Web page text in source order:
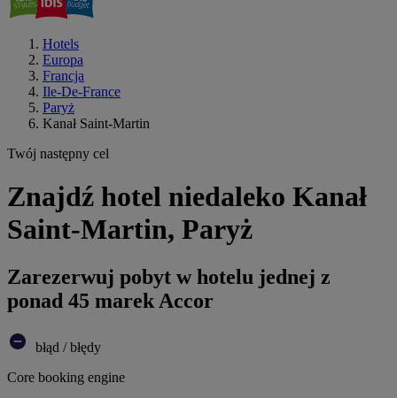
Hotels
Europa
Francja
Ile-De-France
Paryż
Kanał Saint-Martin
Twój następny cel
Znajdź hotel niedaleko Kanał
Saint-Martin, Paryż
Zarezerwuj pobyt w hotelu jednej z
ponad 45 marek Accor
błąd / błędy
Core booking engine